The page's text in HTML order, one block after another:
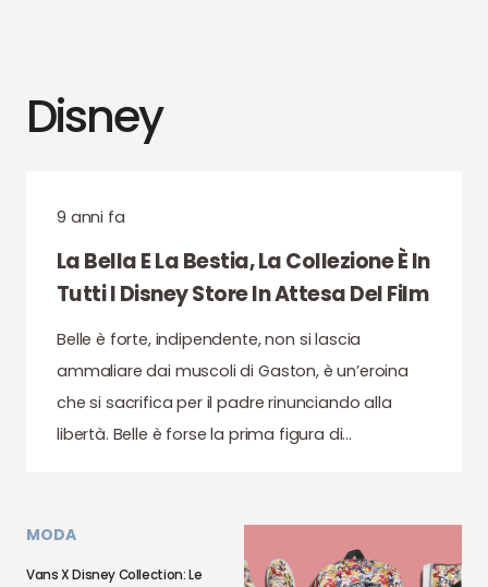
Disney
9 anni fa
La Bella E La Bestia, La Collezione È In
Tutti I Disney Store In Attesa Del Film
Belle è forte, indipendente, non si lascia
ammaliare dai muscoli di Gaston, è un’eroina
che si sacrifica per il padre rinunciando alla
libertà. Belle è forse la prima figura di…
MODA
Vans X Disney Collection: Le